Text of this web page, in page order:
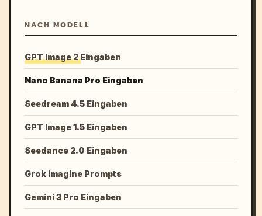
NACH MODELL
GPT Image 2 Eingaben
Nano Banana Pro Eingaben
Seedream 4.5 Eingaben
GPT Image 1.5 Eingaben
Seedance 2.0 Eingaben
Grok Imagine Prompts
Gemini 3 Pro Eingaben